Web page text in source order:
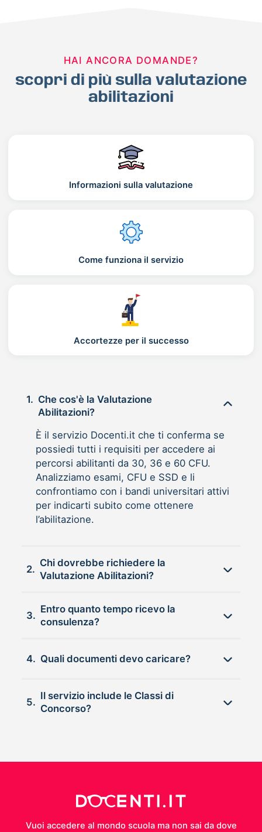
HAI ANCORA DOMANDE?
scopri di più sulla valutazione
abilitazioni
Informazioni sulla valutazione
Come funziona il servizio
Accortezze per il successo
1. Che cos'è la Valutazione
Abilitazioni?
È il servizio Docenti.it che ti conferma se
possiedi tutti i requisiti per accedere ai
percorsi abilitanti da 30, 36 e 60 CFU.
Analizziamo esami, CFU e SSD e li
confrontiamo con i bandi universitari attivi
per indicarti subito come ottenere
l’abilitazione.
2.
Chi dovrebbe richiedere la
Valutazione Abilitazioni?
3.
Entro quanto tempo ricevo la
consulenza?
4. Quali documenti devo caricare?
5.
Il servizio include le Classi di
Concorso?
Vuoi accedere al mondo scuola ma non sai da dove